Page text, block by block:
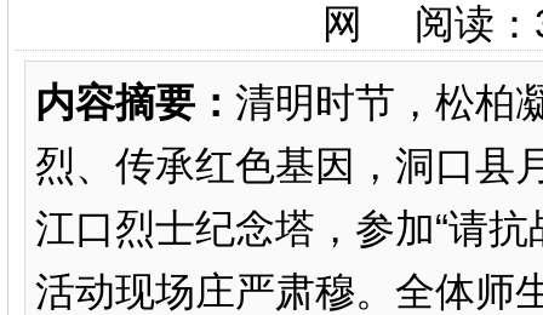
网 阅读：
内容摘要： 清明时节，松柏
烈、传承红色基因，洞口县
江口烈士纪念塔，参加“请
活动现场庄严肃穆。全体师